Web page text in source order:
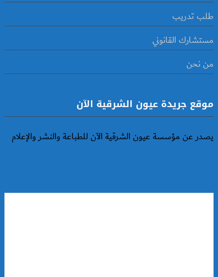
طلب تدريب
مستشارك القانوني
من نحن
موقع جريدة عيون الشرقية الآن
يصدر عن مؤسسة عيون الشرقية الآن للطباعة والنشر والإعلام